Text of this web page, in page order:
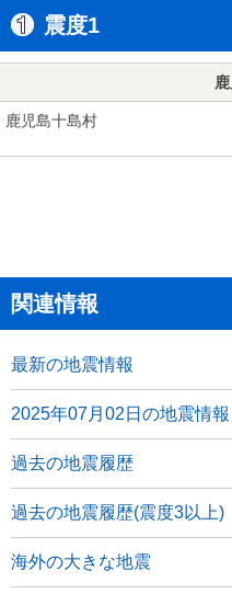
震度1
鹿児島十島村
関連情報
最新の地震情報
2025年07月02日の地震情報
過去の地震履歴
過去の地震履歴(震度3以上)
海外の大きな地震